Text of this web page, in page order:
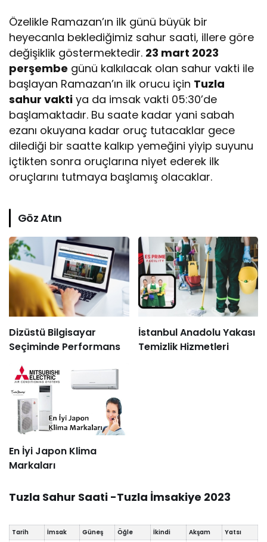
Özelikle Ramazan’ın ilk günü büyük bir
heyecanla beklediğimiz sahur saati, illere göre
değişiklik göstermektedir. 23 mart 2023
perşembe günü kalkılacak olan sahur vakti ile
başlayan Ramazan’ın ilk orucu için Tuzla
sahur vakti ya da imsak vakti 05:30’de
başlamaktadır. Bu saate kadar yani sabah
ezanı okuyana kadar oruç tutacaklar gece
dilediği bir saatte kalkıp yemeğini yiyip suyunu
içtikten sonra oruçlarına niyet ederek ilk
oruçlarını tutmaya başlamış olacaklar.
Göz Atın
Dizüstü Bilgisayar
Seçiminde Performans
İstanbul Anadolu Yakası
Temizlik Hizmetleri
En İyi Japon Klima
Markaları
Tuzla Sahur Saati -Tuzla İmsakiye 2023
Tarih İmsak Güneş Öğle İkindi Akşam
Yatsı